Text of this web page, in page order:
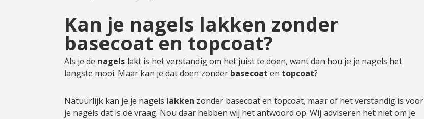
Kan je nagels lakken zonder
basecoat en topcoat?
Als je de nagels lakt is het verstandig om het juist te doen, want dan hou je je nagels het
langste mooi. Maar kan je dat doen zonder basecoat en topcoat?
Natuurlijk kan je je nagels lakken zonder basecoat en topcoat, maar of het verstandig is voor
je nagels dat is de vraag. Nou daar hebben wij het antwoord op. Wij adviseren het niet om je